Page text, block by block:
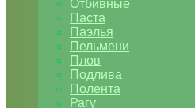
Отбивные
Паста
Паэлья
Пельмени
Плов
Подлива
Полента
Рагу